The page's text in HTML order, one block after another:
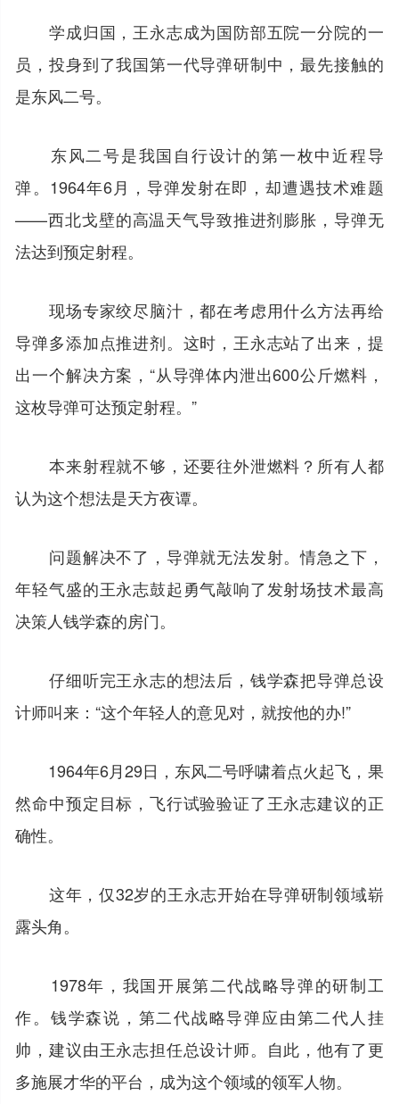
学成归国，王永志成为国防部五院一分院的一
员，投身到了我国第一代导弹研制中，最先接触的
是东风二号。
东风二号是我国自行设计的第一枚中近程导
弹。1964年6月，导弹发射在即，却遭遇技术难题
——西北戈壁的高温天气导致推进剂膨胀，导弹无
法达到预定射程。
现场专家绞尽脑汁，都在考虑用什么方法再给
导弹多添加点推进剂。这时，王永志站了出来，提
出一个解决方案，“从导弹体内泄出600公斤燃料，
这枚导弹可达预定射程。”
本来射程就不够，还要往外泄燃料？所有人都
认为这个想法是天方夜谭。
问题解决不了，导弹就无法发射。情急之下，
年轻气盛的王永志鼓起勇气敲响了发射场技术最高
决策人钱学森的房门。
仔细听完王永志的想法后，钱学森把导弹总设
计师叫来：“这个年轻人的意见对，就按他的办!”
1964年6月29日，东风二号呼啸着点火起飞，果
然命中预定目标，飞行试验验证了王永志建议的正
确性。
这年，仅32岁的王永志开始在导弹研制领域崭
露头角。
1978年，我国开展第二代战略导弹的研制工
作。钱学森说，第二代战略导弹应由第二代人挂
帅，建议由王永志担任总设计师。自此，他有了更
多施展才华的平台，成为这个领域的领军人物。